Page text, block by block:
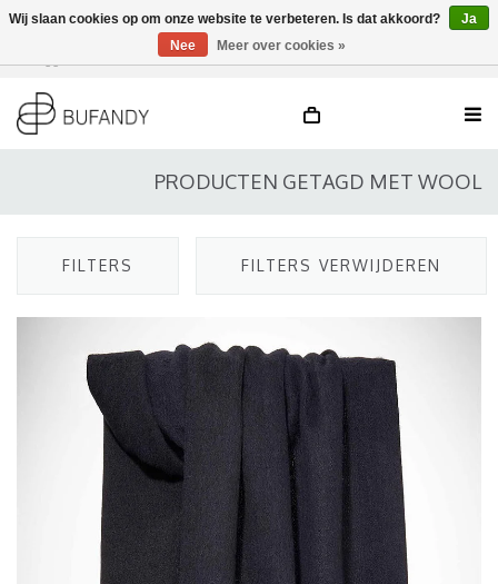
DE / EN
PRODUCTEN GETAGD MET WOOL
FILTERS FILTERS VERWIJDEREN
Wij slaan cookies op om onze website te verbeteren. Is dat akkoord?
Ja
Nee
Meer over cookies »